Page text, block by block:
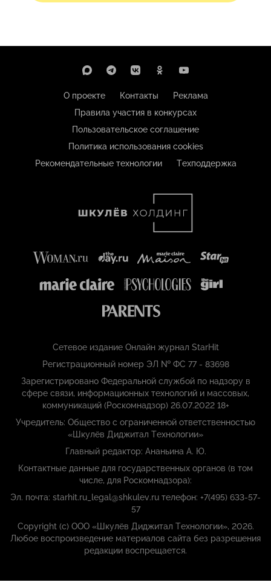
О проекте Контакты
Реклама
Правила участия в конкурсах
Пользовательское соглашение
Политика использования cookies
Рекомендательные технологии
Техподдержка
Сетевое издание Онлайн журнал StarHit
Регистрационный номер ЭЛ № ФС 77 - 83698
Зарегистрировано Федеральной службой по надзору в
сфере связи, информационных технологий и массовых,
коммуникаций (Роскомнадзор) 26.07.2022 18+
Учредитель: Общество с ограниченной ответственностью
«Шкулёв Диджитал Технологии»
Главный редактор: Ананьина А. Ю.
Контактные данные для государственных органов (в том
числе, для Роскомнадзора):
Эл. почта: starhit.ru_legal@shkulev.ru телефон: +7(495) 633-57-
57
Copyright (с) ООО «Шкулёв Диджитал Технологии», 2026.
Любое воспроизведение материалов сайта без разрешения
редакции воспрещается.